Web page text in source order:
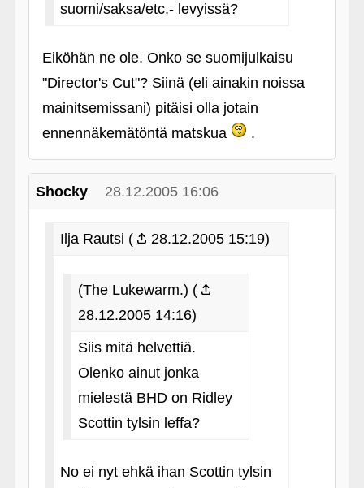
suomi/saksa/etc.- levyissä?
Eiköhän ne ole. Onko se suomijulkaisu
"Director's Cut"? Siinä (eli ainakin noissa
mainitsemissani) pitäisi olla jotain
ennennäkemätöntä matskua
.
Shocky 28.12.2005 16:06
Ilja Rautsi ( 28.12.2005 15:19)
(The Lukewarm.) (
28.12.2005 14:16)
Siis mitä helvettiä.
Olenko ainut jonka
mielestä BHD on Ridley
Scottin tylsin leffa?
No ei nyt ehkä ihan Scottin tylsin